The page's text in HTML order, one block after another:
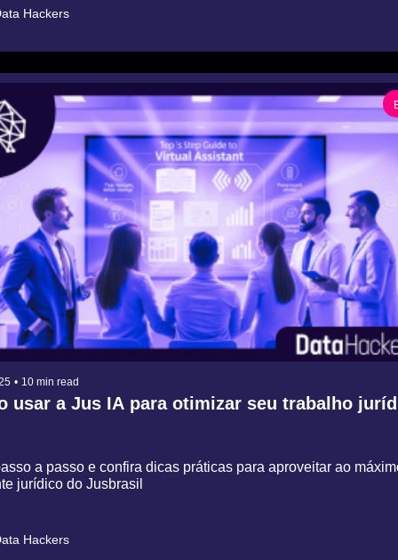
Hackers
• 10 min read
usar a Jus IA para otimizar seu trabalho
a passo e confira dicas práticas para aproveitar ao
jurídico do Jusbrasil
Hackers